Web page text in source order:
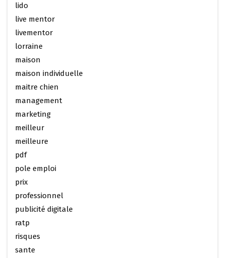
lido
live mentor
livementor
lorraine
maison
maison individuelle
maitre chien
management
marketing
meilleur
meilleure
pdf
pole emploi
prix
professionnel
publicité digitale
ratp
risques
sante